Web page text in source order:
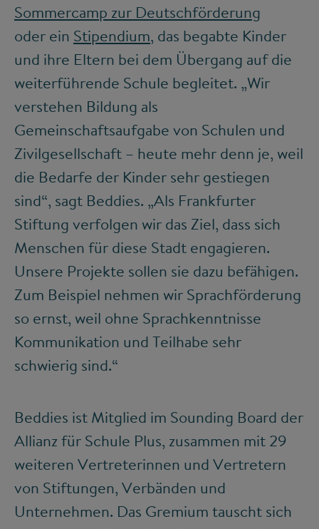
Sommercamp zur Deutschförderung
oder ein Stipendium, das begabte Kinder
und ihre Eltern bei dem Übergang auf die
weiterführende Schule begleitet. „Wir
verstehen Bildung als
Gemeinschaftsaufgabe von Schulen und
Zivilgesellschaft – heute mehr denn je, weil
die Bedarfe der Kinder sehr gestiegen
sind“, sagt Beddies. „Als Frankfurter
Stiftung verfolgen wir das Ziel, dass sich
Menschen für diese Stadt engagieren.
Unsere Projekte sollen sie dazu befähigen.
Zum Beispiel nehmen wir Sprachförderung
so ernst, weil ohne Sprachkenntnisse
Kommunikation und Teilhabe sehr
schwierig sind.“
Beddies ist Mitglied im Sounding Board der
Allianz für Schule Plus, zusammen mit 29
weiteren Vertreterinnen und Vertretern
von Stiftungen, Verbänden und
Unternehmen. Das Gremium tauscht sich